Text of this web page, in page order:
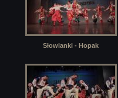
Słowianki - Hopak